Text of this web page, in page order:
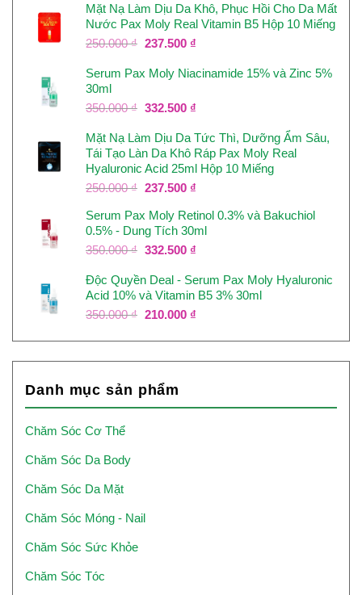
là:
250.000 ₫.
tại
là:
182.500 ₫.
Mặt Nạ Làm Dịu Da Khô, Phục Hồi Cho Da Mất
Nước Pax Moly Real Vitamin B5 Hộp 10 Miếng
250.000₫ Giá
là:
237.500 ₫Giá
tại
237.500 ₫.
Serum Pax Moly Niacinamide 15% và Zinc 5%
30ml
350.000₫ Giá
là:
350.000 ₫.
332.500 ₫Giá
tại
là:
332.500 ₫.
Mặt Nạ Làm Dịu Da Tức Thì, Dưỡng Ẩm Sâu,
Tái Tạo Làn Da Khô Ráp Pax Moly Real
Hyaluronic Acid 25ml Hộp 10 Miếng
250.000₫ Giá
là:
250.000 ₫.
237.500 ₫Giá
tại
là:
237.500 ₫.
Serum Pax Moly Retinol 0.3% và Bakuchiol
0.5% - Dung Tích 30ml
350.000₫ Giá
là:
350.000 ₫.
332.500 ₫Giá
tại
là:
332.500 ₫.
Độc Quyền Deal - Serum Pax Moly Hyaluronic
Acid 10% và Vitamin B5 3% 30ml
350.000₫ Giá
là:
350.000 ₫.
210.000 ₫Giá
tại
là:
Danh mục sản phẩm
Chăm Sóc Cơ Thể
Chăm Sóc Da Body
Chăm Sóc Da Mặt
Chăm Sóc Móng - Nail
Chăm Sóc Sức Khỏe
Chăm Sóc Tóc